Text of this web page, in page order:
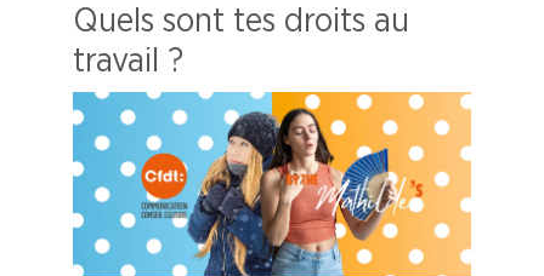
Quels sont tes droits au
travail ?